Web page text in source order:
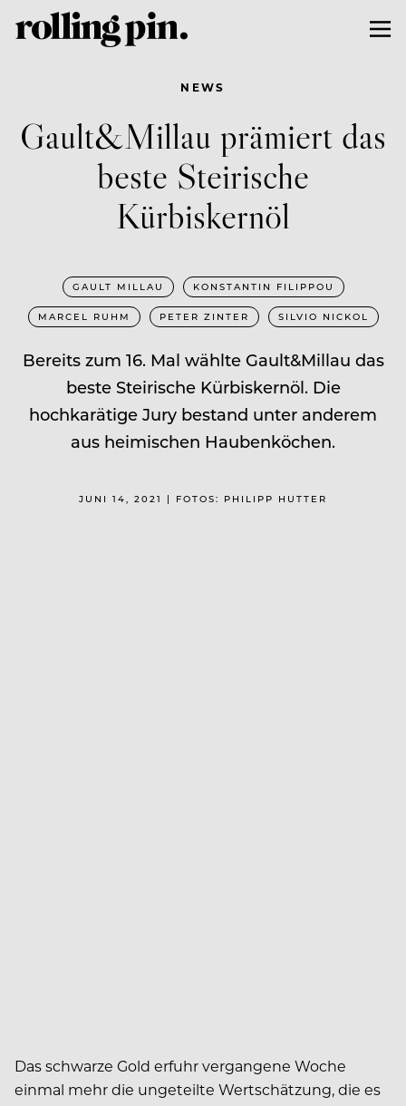
NEWS
Gault&Millau prämiert das
beste Steirische
Kürbiskernöl
GAULT MILLAU KONSTANTIN FILIPPOU
MARCEL RUHM PETER ZINTER SILVIO NICKOL
Bereits zum 16. Mal wählte Gault&Millau das
beste Steirische Kürbiskernöl. Die
hochkarätige Jury bestand unter anderem
aus heimischen Haubenköchen.
JUNI 14, 2021 | FOTOS: PHILIPP HUTTER
Das schwarze Gold erfuhr vergangene Woche
einmal mehr die ungeteilte Wertschätzung, die es